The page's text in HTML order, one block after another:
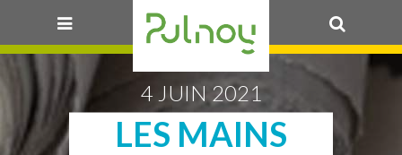
4 JUIN 2021
LES MAINS